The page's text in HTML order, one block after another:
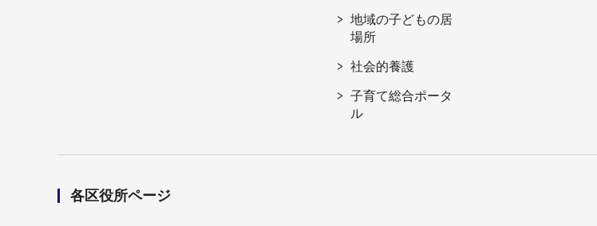
地域の子どもの居
場所
社会的養護
子育て総合ポータ
ル
各区役所ページ